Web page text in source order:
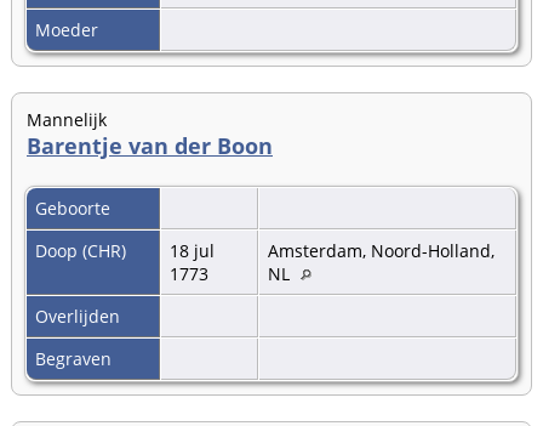
Moeder
Mannelijk
Barentje van der Boon
Geboorte
Doop (CHR)
18 jul
1773
Amsterdam, Noord-Holland,
NL
Overlijden
Begraven